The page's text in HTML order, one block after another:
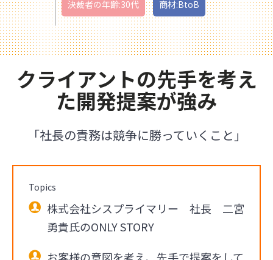
決裁者の年齢:30代 商材:BtoB
クライアントの先手を考え
た開発提案が強み
「社長の責務は競争に勝っていくこと」
Topics
株式会社シスプライマリー 社長 二宮
勇貴氏のONLY STORY
お客様の意図を考え、先手で提案をして